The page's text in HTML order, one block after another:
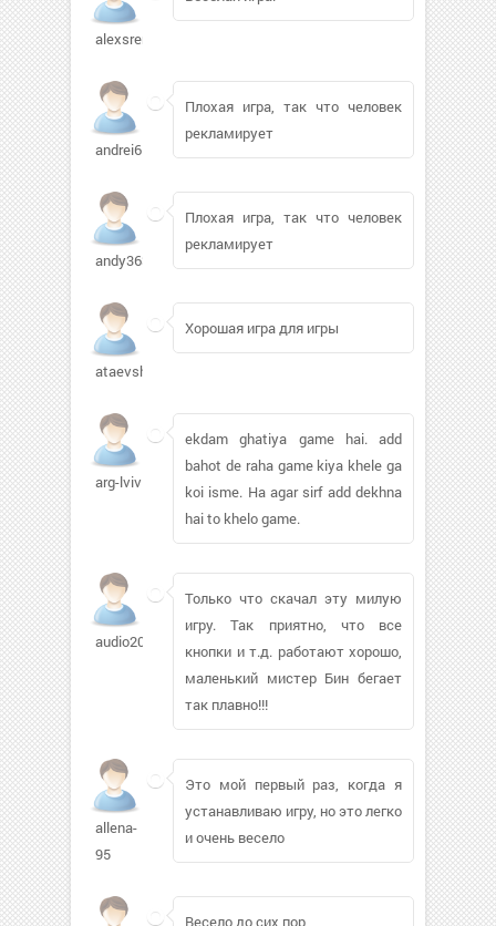
alexsrem
andrei6151
Плохая игра, так что человек
рекламирует
andy363335
Плохая игра, так что человек
рекламирует
ataevsher
Хорошая игра для игры
arg-lviv
ekdam ghatiya game hai. add
bahot de raha game kiya khele ga
koi isme. Ha agar sirf add dekhna
hai to khelo game.
audio2000706
Только что скачал эту милую
игру. Так приятно, что все
кнопки и т.д. работают хорошо,
маленький мистер Бин бегает
так плавно!!!
allena-
95
Это мой первый раз, когда я
устанавливаю игру, но это легко
и очень весело
Весело до сих пор